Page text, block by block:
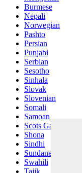
Burmese
Nepali
Norwegian
Pashto
Persian
Punjabi
Serbian
Sesotho
Sinhala
Slovak
Slovenian
Somali
Samoan
Scots Gaelic
Shona
Sindhi
Sundanese
Swahili
Tajik